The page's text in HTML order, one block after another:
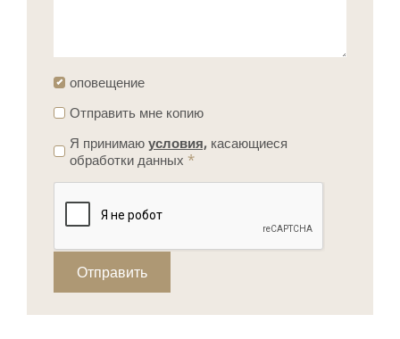
оповещение
Отправить мне копию
Я принимаю условия, касающиеся
обработки данных *
Отправить